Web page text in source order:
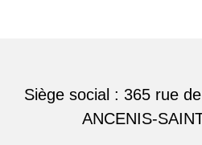
Siège social : 365 rue
ANCENIS-